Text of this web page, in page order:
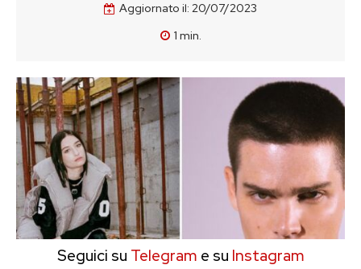
Aggiornato il: 20/07/2023
1 min.
Seguici su Telegram e su Instagram